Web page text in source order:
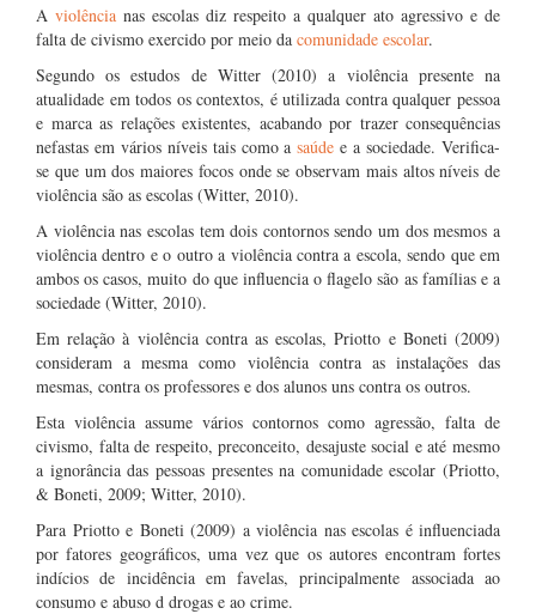
A violência nas escolas diz respeito a qualquer ato agressivo e de
falta de civismo exercido por meio da comunidade escolar.
Segundo os estudos de Witter (2010) a violência presente na
atualidade em todos os contextos, é utilizada contra qualquer pessoa
e marca as relações existentes, acabando por trazer consequências
nefastas em vários níveis tais como asaúde e a sociedade. Verifica-
se que um dos maiores focos onde se observam mais altos níveis de
violência são as escolas (Witter, 2010).
A violência nas escolas tem dois contornos sendo um dos mesmos a
violência dentro e o outro a violência contra a escola, sendo que em
ambos os casos, muito do que influencia o flagelo são as famílias e a
sociedade (Witter, 2010).
Em relação à violência contra as escolas, Priotto e Boneti (2009)
consideram a mesma como violência contra as instalações das
mesmas, contra os professores e dos alunos uns contra os outros.
Esta violência assume vários contornos como agressão, falta de
civismo, falta de respeito, preconceito, desajuste social e até mesmo
a ignorância das pessoas presentes na comunidade escolar (Priotto,
& Boneti, 2009; Witter, 2010).
Para Priotto e Boneti (2009) a violência nas escolas é influenciada
por fatores geográficos, uma vez que os autores encontram fortes
indícios de incidência em favelas, principalmente associada ao
consumo e abuso d drogas e ao crime.